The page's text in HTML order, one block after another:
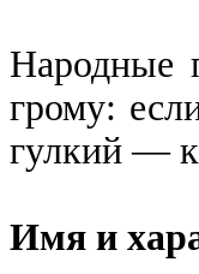
Народные
грому:
гулкий —
Имя и